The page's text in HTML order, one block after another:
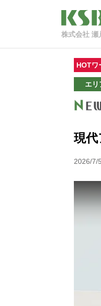
株式会社 瀬
HOTワ
エリ
現
2026/7/